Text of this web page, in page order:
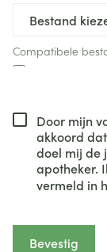
Compatibele
Door mijn
akkoord
doel mij de
apotheker.
vermeld in
Bevestig